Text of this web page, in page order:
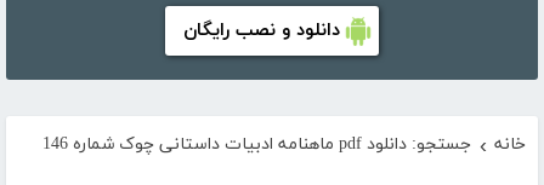
دانلود و نصب رایگان
خانه › جستجو: دانلود pdf ماهنامه ادبیات داستانی چوک شماره 146